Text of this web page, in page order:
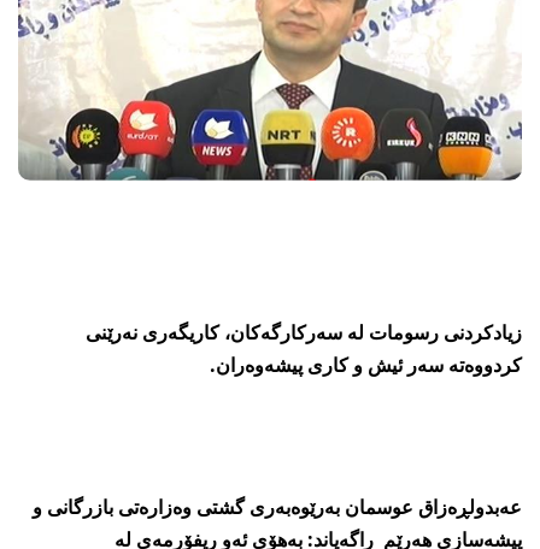
زیادكردنی‌ رسومات له‌ سه‌ركارگه‌كان، كاریگه‌ری‌ نه‌رێنی‌
كردووه‌ته‌ سه‌ر ئیش و كاری‌ پیشه‌وه‌ران.
عه‌بدولڕه‌زاق عوسمان به‌رێوه‌به‌ری‌ گشتی‌ وه‌زاره‌تی‌ بازرگانی‌ و
پیشه‌سازی‌ هه‌رێم راگه‌یاند: به‌هۆی‌ ئه‌و ریفۆرمه‌ی‌ له‌